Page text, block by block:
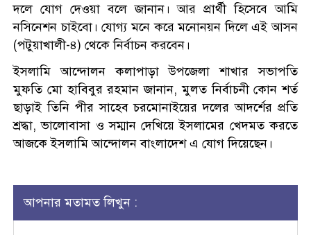
দলে যোগ দেওয়া বলে জানান। আর প্রার্থী হিসেবে আমি
নসিনেশন চাইবো। যোগ্য মনে করে মনোনয়ন দিলে এই আসন
(পটুয়াখালী-৪) থেকে নির্বাচন করবেন।
ইসলামি আন্দোলন কলাপাড়া উপজেলা শাখার সভাপতি
মুফতি মো হাবিবুর রহমান জানান, মুলত নির্বাচনী কোন শর্ত
ছাড়াই তিনি পীর সাহেব চরমোনাইয়ের দলের আদর্শের প্রতি
শ্রদ্ধা, ভালোবাসা ও সম্মান দেখিয়ে ইসলামের খেদমত করতে
আজকে ইসলামি আন্দোলন বাংলাদেশ এ যোগ দিয়েছেন।
আপনার মতামত লিখুন :